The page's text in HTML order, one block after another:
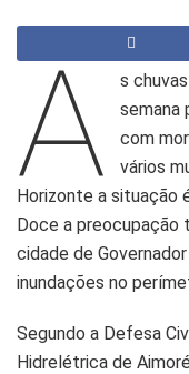
A
s
semana
com
vários
Horizonte a situação
Doce a preocupação
cidade de
inundações no
Segundo a Defesa
Hidrelétrica de